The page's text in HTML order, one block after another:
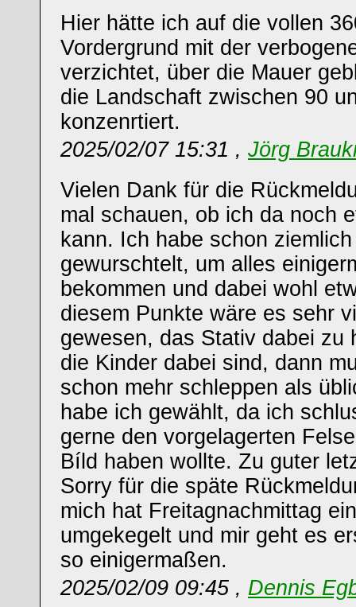
Hier hätte ich auf die vollen
Vordergrund mit der
verzichtet, über die Mauer
die Landschaft zwischen 90
konzenrtiert.
2025/02/07 15:31 , Jörg
Vielen Dank für die
mal schauen, ob ich da noch
kann. Ich habe schon
gewurschtelt, um alles
bekommen und dabei wohl
diesem Punkte wäre es sehr
gewesen, das Stativ dabei zu
die Kinder dabei sind, dann
schon mehr schleppen als
habe ich gewählt, da ich
gerne den vorgelagerten
Bíld haben wollte. Zu guter
Sorry für die späte
mich hat Freitagnachmittag
umgekegelt und mir geht es
so einigermaßen.
2025/02/09 09:45 , Dennis